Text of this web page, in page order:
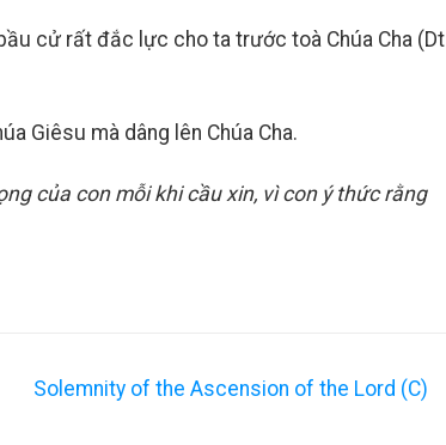
cử rất đắc lực cho ta trước toà Chúa Cha (Dt
Giêsu mà dâng lên Chúa Cha.
của con mỗi khi cầu xin, vì con ý thức rằng
Solemnity of the Ascension of the Lord (C)